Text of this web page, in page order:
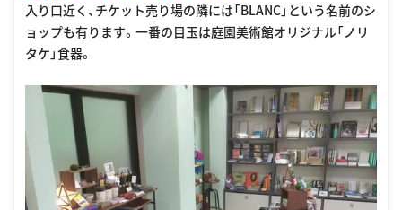
入り口近く、チケット売り場の隣には「BLANC」という名前のシ
ョップも有ります。一番の目玉は庭園美術館オリジナル「ノリ
タケ」食器。